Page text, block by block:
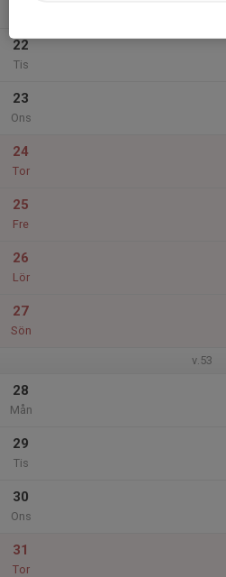
22
Tis
23
Ons
24
Tor
25
Fre
26
Lör
27
Sön
v.53
28
Mån
29
Tis
30
Ons
31
Tor